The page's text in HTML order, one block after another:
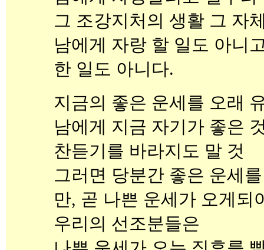
그 조강지처의 생활 그 자
남에게 자랑 할 일도 아니
한 일도 아니다.
지금의 좋은 운세를 오래
남에게 지금 자기가 좋은
찬듣기를 바라지도 말 것
그러면 당분간 좋은 운세
만, 곧 나쁜 운세가 오게되
우리의 선조분들은